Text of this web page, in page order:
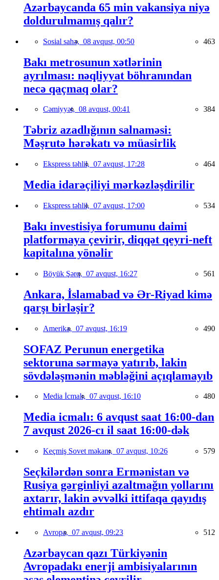
Azərbaycanda 65 min vakansiya niyə
doldurulmamış qalır?
Sosial sahə, 08 avqust, 00:50 463
Bakı metrosunun xətlərinin
ayrılması: nəqliyyat böhranından
necə qaçmaq olar?
Cəmiyyət, 08 avqust, 00:41 384
Təbriz azadlığının salnaməsi:
Məşrutə hərəkatı və müasirlik
Ekspress təhlil, 07 avqust, 17:28 464
Media idarəçiliyi mərkəzləşdirilir
Ekspress təhlil, 07 avqust, 17:00 534
Bakı investisiya forumunu daimi
platformaya çevirir, diqqət qeyri-neft
kapitalına yönəlir
Böyük Şərq, 07 avqust, 16:27 561
Ankara, İslamabad və Ər-Riyad kimə
qarşı birləşir?
Amerika, 07 avqust, 16:19 490
SOFAZ Perunun energetika
sektoruna sərmayə yatırıb, lakin
sövdələşmənin məbləğini açıqlamayıb
Media İcmalı, 07 avqust, 16:10 480
Media icmalı: 6 avqust saat 16:00-dan
7 avqust 2026-cı il saat 16:00-dək
Keçmiş Sovet məkanı, 07 avqust, 10:26 579
Seçkilərdən sonra Ermənistan və
Rusiya gərginliyi azaltmağın yollarını
axtarır, lakin əvvəlki ittifaqa qayıdış
ehtimalı azdır
Avropa, 07 avqust, 09:23 512
Azərbaycan qazı Türkiyənin
Avropadakı enerji ambisiyalarının